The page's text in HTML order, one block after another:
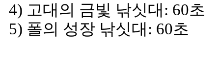
4) 고대의 금빛 낚싯대: 60초
5) 폴의 성장 낚싯대: 60초